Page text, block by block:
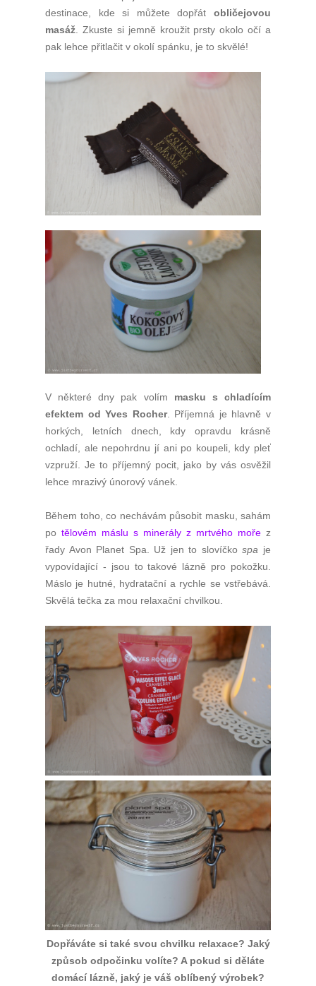
destinace, kde si můžete dopřát obličejovou
masáž. Zkuste si jemně kroužit prsty okolo očí a
pak lehce přitlačit v okolí spánku, je to skvělé!
V některé dny pak volím masku s chladícím
efektem od Yves Rocher. Příjemná je hlavně v
horkých, letních dnech, kdy opravdu krásně
ochladí, ale nepohrdnu jí ani po koupeli, kdy pleť
vzpruží. Je to příjemný pocit, jako by vás osvěžil
lehce mrazivý únorový vánek.
Během toho, co nechávám působit masku, sahám
po tělovém máslu s minerály z mrtvého moře z
řady Avon Planet Spa. Už jen to slovíčkospa je
vypovídající - jsou to takové lázně pro pokožku.
Máslo je hutné, hydratační a rychle se vstřebává.
Skvělá tečka za mou relaxační chvilkou.
Dopřáváte si také svou chvilku relaxace? Jaký
způsob odpočinku volíte? A pokud si děláte
domácí lázně, jaký je váš oblíbený výrobek?